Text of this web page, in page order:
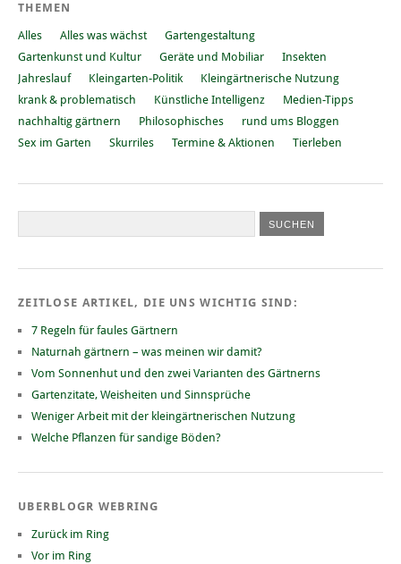
THEMEN
Alles Alles was wächst
Gartengestaltung
Gartenkunst und Kultur
Geräte und Mobiliar
Insekten
Jahreslauf
Kleingarten-Politik
Kleingärtnerische Nutzung
krank & problematisch
Künstliche Intelligenz
Medien-Tipps
nachhaltig gärtnern
Philosophisches
rund ums Bloggen
Sex im Garten
Skurriles Termine & Aktionen Tierleben
ZEITLOSE ARTIKEL, DIE UNS WICHTIG SIND:
7 Regeln für faules Gärtnern
Naturnah gärtnern – was meinen wir damit?
Vom Sonnenhut und den zwei Varianten des Gärtnerns
Gartenzitate, Weisheiten und Sinnsprüche
Weniger Arbeit mit der kleingärtnerischen Nutzung
Welche Pflanzen für sandige Böden?
UBERBLOGR WEBRING
Zurück im Ring
Vor im Ring